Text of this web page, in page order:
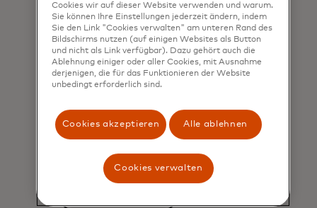
Einblicke, die Ihnen helfen,
kritische
Geschäftsentscheidungen
zu treffen
wirtschaftlichen Erkenntnissen,
Portfolio-Performance und den
neuesten Trends, um Ihr Wachstum
voranzutreiben.
Cookies wir auf dieser Website verwenden und warum.
Sie können Ihre Einstellungen jederzeit ändern, indem
Sie den Link "Cookies verwalten" am unteren Rand des
Bildschirms nutzen (auf einigen Websites als Button
und nicht als Link verfügbar). Dazu gehört auch die
Ablehnung einiger oder aller Cookies, mit Ausnahme
derjenigen, die für das Funktionieren der Website
unbedingt erforderlich sind.
Cookies akzeptieren Alle ablehnen
Cookies verwalten